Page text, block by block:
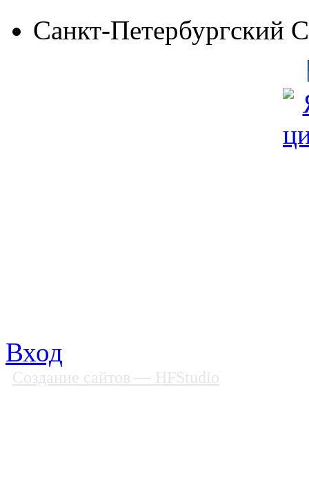
Санкт-Петербургский
Вход
Создание сайтов — HFStudio